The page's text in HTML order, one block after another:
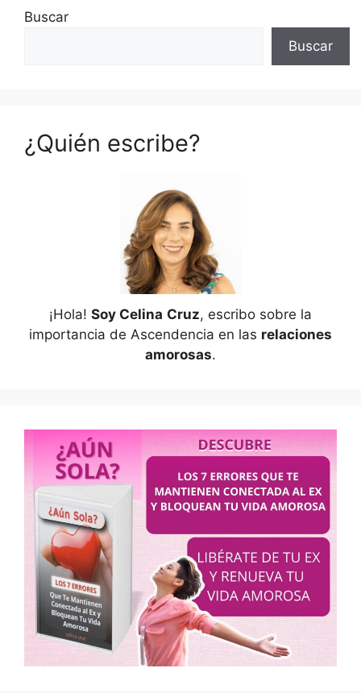
Buscar
Buscar
¿Quién escribe?
¡Hola! Soy Celina Cruz, escribo sobre la
importancia de Ascendencia en las relaciones
amorosas.